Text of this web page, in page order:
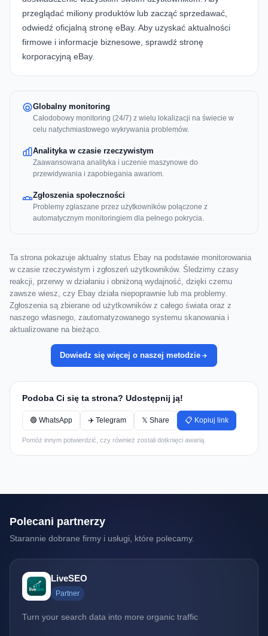
przeglądać miliony produktów lub zacząć sprzedawać,
odwiedź oficjalną stronę eBay. Aby uzyskać aktualności
firmowe i informacje biznesowe, sprawdź stronę
korporacyjną eBay.
Globalny monitoring
Całodobowy monitoring (24/7) z wielu lokalizacji na świecie w
celu natychmiastowego wykrywania problemów.
Analityka w czasie rzeczywistym
Zaawansowana analityka i uczenie maszynowe do
przewidywania i zapobiegania awariom.
Zgłoszenia społeczności
Problemy zgłaszane przez użytkowników połączone z
automatycznym monitoringiem dla pełnego pokrycia.
Ta strona pokazuje aktualny status Ebay na podstawie monitorowania
w czasie rzeczywistym i zgłoszeń użytkowników. Śledzimy czasy
reakcji, przerwy w działaniu i obniżoną wydajność, dzięki czemu
zawsze wiesz, czy Ebay działa niepoprawnie lub ma problemy.
Zgłoszenia są zbierane od użytkowników z całego świata oraz z
naszego własnego, zautomatyzowanego systemu skanowania i
aktualizowane na bieżąco.
Dowiedz się więcej o naszej metodzie
Podoba Ci się ta strona? Udostępnij ją!
🟢 WhatsApp ✈️ Telegram 𝕏 Share 📋 Kopiuj link
Pomóż innym potwierdzić, czy również zostali dotknięci awarią.
Polecani partnerzy
Starannie dobrane firmy i usługi, które polecamy.
LiveSEO
Partner
Turn your search data into more organic traffic